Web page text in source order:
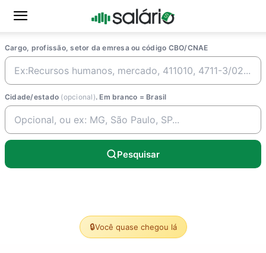
Cargo, profissão, setor da emresa ou código CBO/CNAE
Cidade/estado (opcional). Em branco = Brasil
Pesquisar
🔒Você quase chegou lá